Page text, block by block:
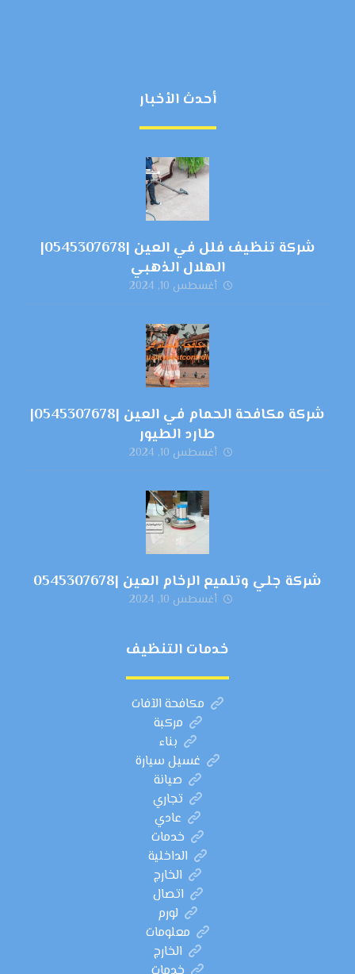
أحدث الأخبار
شركة تنظيف فلل في العين |0545307678|
الهلال الذهبي
أغسطس 10, 2024
شركة مكافحة الحمام في العين |0545307678|
طارد الطيور
أغسطس 10, 2024
شركة جلي وتلميع الرخام العين |0545307678
أغسطس 10, 2024
خدمات التنظيف
مكافحة الآفات
مركبة
بناء
غسيل سيارة
صيانة
تجاري
عادي
خدمات
الداخلية
الخارج
اتصال
لورم
معلومات
الخارج